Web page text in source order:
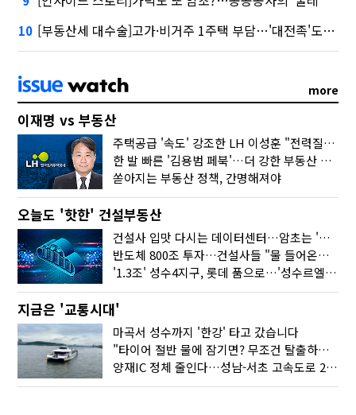
10 [부동산세 대수술]고가·비거주 1주택 부담…'대전족'도 불똥
more
이재명 vs 부동산
주택공급 '속도' 강조한 LH 이성훈 "전력질주해야"
한 발 빠른 '김용범 페북'…더 강한 부동산 규제 나오나
쏟아지는 부동산 정책, 간명해져야
오늘도 '핫한' 건설부동산
건설사 입맛 다시는 데이터센터…암초는 '주민 반대'
반도체 800조 투자…건설사들 "물 들어온다!"
'1.3조' 성수4지구, 롯데 품으로…'성수르엘 S70' 거듭
지금은 '교통시대'
마곡서 성수까지 '한강' 타고 갔습니다
"타이어 절반 물에 잠기면? 무조건 탈출하세요"
양재IC 정체 줄인다…성남-서초 고속도로 2029년 착공